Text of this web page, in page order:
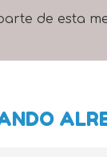
de esta